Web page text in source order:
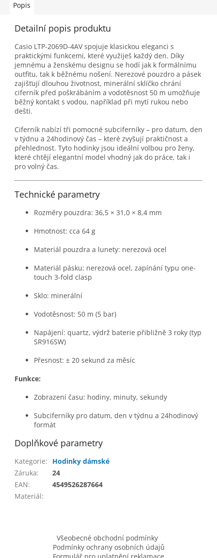
Popis
Detailní popis produktu
Casio LTP-2069D-4AV spojuje klasickou eleganci s
praktickými funkcemi, které využiješ každý den. Díky
jemnému a ženskému designu se hodí jak k formálnímu
outfitu, tak k běžnému nošení. Nerezové pouzdro a pásek
zajišťují dlouhou životnost, minerální sklíčko chrání
ciferník před poškrábáním a vodotěsnost 50 m umožňuje
běžný kontakt s vodou, například při mytí rukou nebo
dešti.
Ciferník nabízí tři pomocné subciferníky – pro datum, den
v týdnu a 24hodinový čas – které zvyšují praktičnost a
přehlednost. Tyto hodinky jsou ideální volbou pro ženy,
které chtějí elegantní model vhodný jak do práce, tak i
pro volný čas.
Technické parametry
Rozměry pouzdra: 36,5 × 31,0 × 8,4 mm
Hmotnost: cca 64 g
Materiál pouzdra a lunety: nerezová ocel
Materiál pásku: nerezová ocel, zapínání typu one-
touch 3-fold clasp
Sklo: minerální
Vodotěsnost: 50 m (5 bar)
Napájení: quartz, výdrž baterie přibližně 3 roky (typ
SR916SW)
Přesnost: ± 20 sekund za měsíc
Funkce:
Zobrazení času: hodiny, minuty, sekundy
Subciferníky pro datum, den v týdnu a 24hodinový
formát
Doplňkové parametry
Kategorie:
Hodinky dámské
Záruka:
24
EAN:
4549526287664
Materiál:
Všeobecné obchodní podmínky
Podmínky ochrany osobních údajů